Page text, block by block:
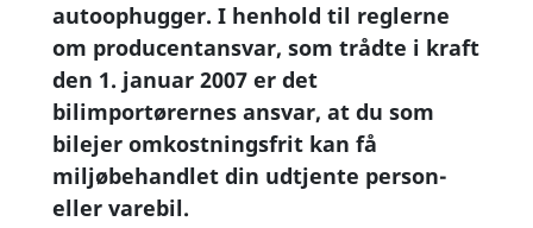
autoophugger. I henhold til reglerne
om producentansvar, som trådte i kraft
den 1. januar 2007 er det
bilimportørernes ansvar, at du som
bilejer omkostningsfrit kan få
miljøbehandlet din udtjente person-
eller varebil.